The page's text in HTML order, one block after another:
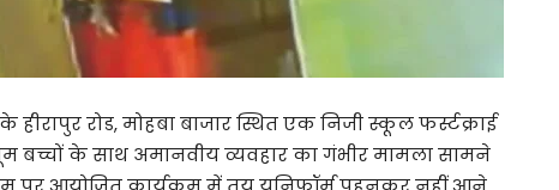
के हीरापुर रोड, मोहबा बाजार स्थित एक निजी स्कूल फर्स्टक्राई
बच्चों के साथ अमानवीय व्यवहार का गंभीर मामला सामने